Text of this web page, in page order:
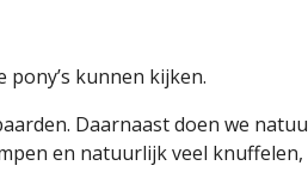
pony’s kunnen kijken.
Daarnaast doen we
en natuurlijk veel